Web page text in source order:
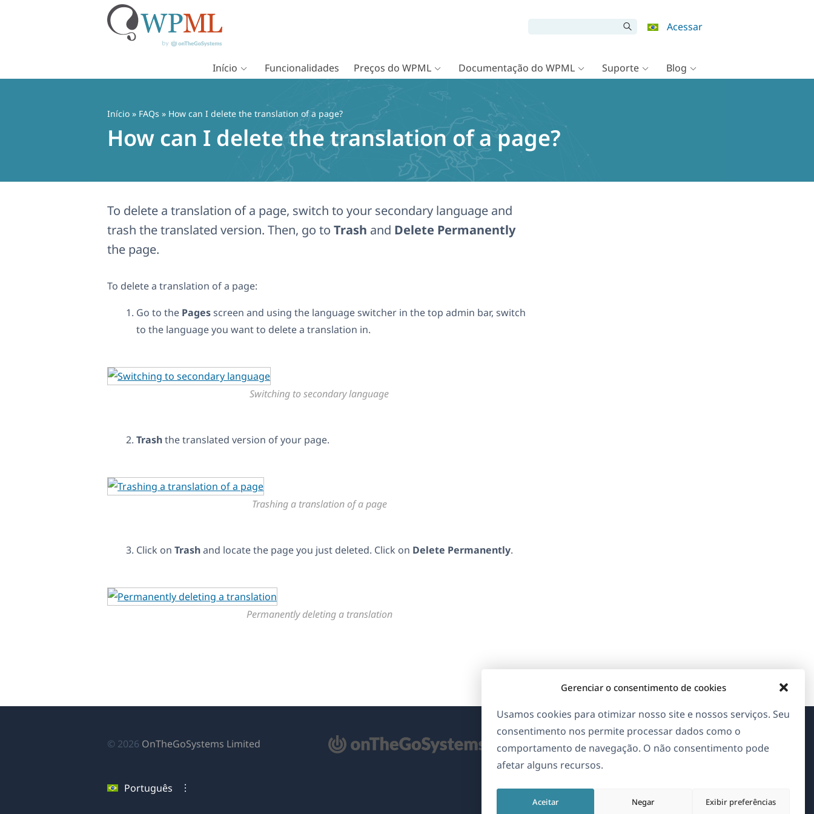
Gerenciar o consentimento de cookies
Usamos cookies para otimizar nosso site e nossos serviços. Seu
consentimento nos permite processar dados como o
comportamento de navegação. O não consentimento pode
afetar alguns recursos.
Aceitar Negar Exibir preferências
Acessar
Início Funcionalidades Preços do WPML Documentação do WPML Suporte Blog
Início » FAQs » How can I delete the translation of a page?
How can I delete the translation of a page?
To delete a translation of a page, switch to your secondary language and
trash the translated version. Then, go to Trash and Delete Permanently
the page.
To delete a translation of a page:
Go to the Pagesscreen and using the language switcher in the top admin bar, switch
to the language you want to delete a translation in.
Switching to secondary language
Trashthe translated version of your page.
Trashing a translation of a page
Click on Trashand locate the page you just deleted. Click on Delete Permanently.
Permanently deleting a translation
© 2026 OnTheGoSystems Limited
Português
Sobre o WPML
GDPR & Política de Privacidade
em